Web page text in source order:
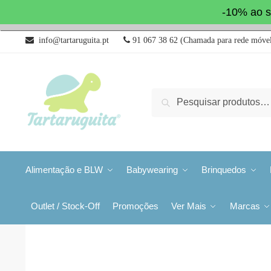
-10% ao
info@tartaruguita.pt 91 067 38 62 (Chamada para rede
Pesquisa
Alimentação e BLW Babywearing Brinquedos
Outlet / Stock-Off Promoções Ver Mais Marcas